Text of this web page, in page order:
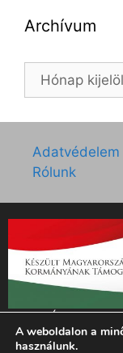
Archívum
Archívum
Adatvédelem
Rólunk
„Az Új Ember
támogatását az
A weboldalon a
használunk.